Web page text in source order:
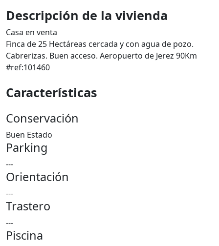
Descripción de la vivienda
Casa en venta
Finca de 25 Hectáreas cercada y con agua de pozo.
Cabrerizas. Buen acceso. Aeropuerto de Jerez 90Km
#ref:101460
Características
Conservación
Buen Estado
Parking
---
Orientación
---
Trastero
---
Piscina